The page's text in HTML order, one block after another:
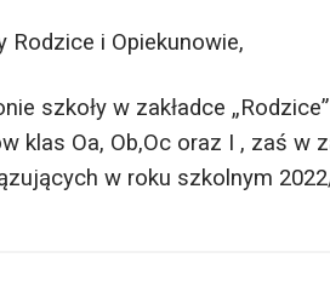
Rodzice i Opiekunowie,
szkoły w zakładce „Rodzice”
klas Oa, Ob,Oc oraz I , zaś w
w roku szkolnym